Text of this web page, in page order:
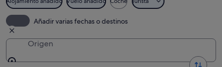
Añadir varias fechas o destinos
Origen